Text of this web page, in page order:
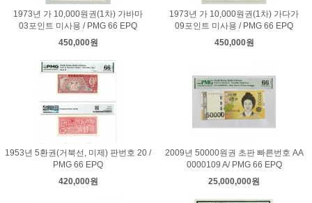
1973년 가 10,000원권(1차) 가바마
03포인트 미사용 / PMG 66 EPQ
450,000원
1973년 가 10,000원권(1차) 가다가
09포인트 미사용 / PMG 66 EPQ
450,000원
1953년 5환권(거북선, 미제) 판번호 20 /
PMG 66 EPQ
420,000원
2009년 50000원권 초판 빠른번호 AA
0000109 A/ PMG 66 EPQ
25,000,000원